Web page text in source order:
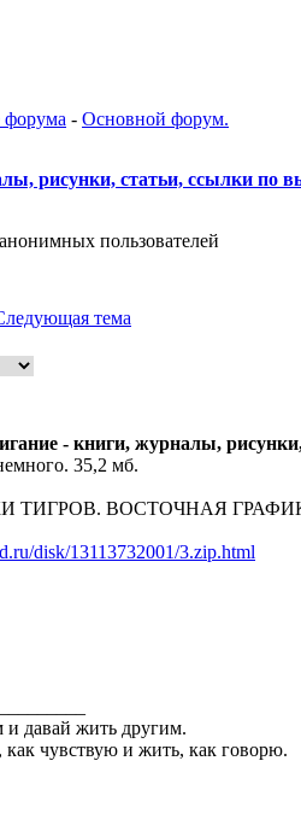
- Основной форум.
рисунки, статьи, ссылки по
пользователей
тема
- книги, журналы,
35,2 мб.
ТИГРОВ. ВОСТОЧНАЯ
disk/13113732001/3.zip.html
давай жить другим.
как чувствую и жить, как говорю.